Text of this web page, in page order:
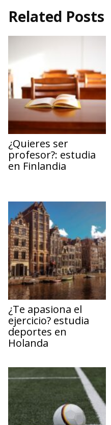
Related Posts
¿Quieres ser
profesor?: estudia
en Finlandia
¿Te apasiona el
ejercicio? estudia
deportes en
Holanda